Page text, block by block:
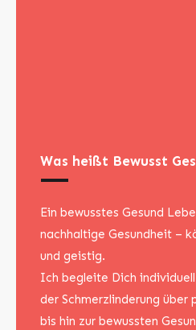
Was heißt Bewusst
Ein bewusstes Gesund
nachhaltige Gesundheit –
und geistig.
Ich begleite Dich
der Schmerzlinderung über
bis hin zur bewussten